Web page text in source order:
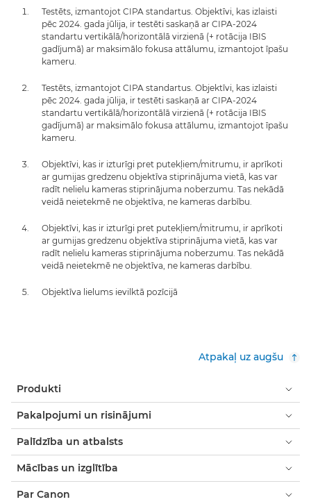
Testēts, izmantojot CIPA standartus. Objektīvi, kas izlaisti
pēc 2024. gada jūlija, ir testēti saskaņā ar CIPA-2024
standartu vertikālā/horizontālā virzienā (+ rotācija IBIS
gadījumā) ar maksimālo fokusa attālumu, izmantojot īpašu
kameru.
Testēts, izmantojot CIPA standartus. Objektīvi, kas izlaisti
pēc 2024. gada jūlija, ir testēti saskaņā ar CIPA-2024
standartu vertikālā/horizontālā virzienā (+ rotācija IBIS
gadījumā) ar maksimālo fokusa attālumu, izmantojot īpašu
kameru.
Objektīvi, kas ir izturīgi pret putekļiem/mitrumu, ir aprīkoti
ar gumijas gredzenu objektīva stiprinājuma vietā, kas var
radīt nelielu kameras stiprinājuma noberzumu. Tas nekādā
veidā neietekmē ne objektīva, ne kameras darbību.
Objektīvi, kas ir izturīgi pret putekļiem/mitrumu, ir aprīkoti
ar gumijas gredzenu objektīva stiprinājuma vietā, kas var
radīt nelielu kameras stiprinājuma noberzumu. Tas nekādā
veidā neietekmē ne objektīva, ne kameras darbību.
Objektīva lielums ievilktā pozīcijā
Atpakaļ uz augšu
Produkti
Pakalpojumi un risinājumi
Palīdzība un atbalsts
Mācības un izglītība
Par Canon